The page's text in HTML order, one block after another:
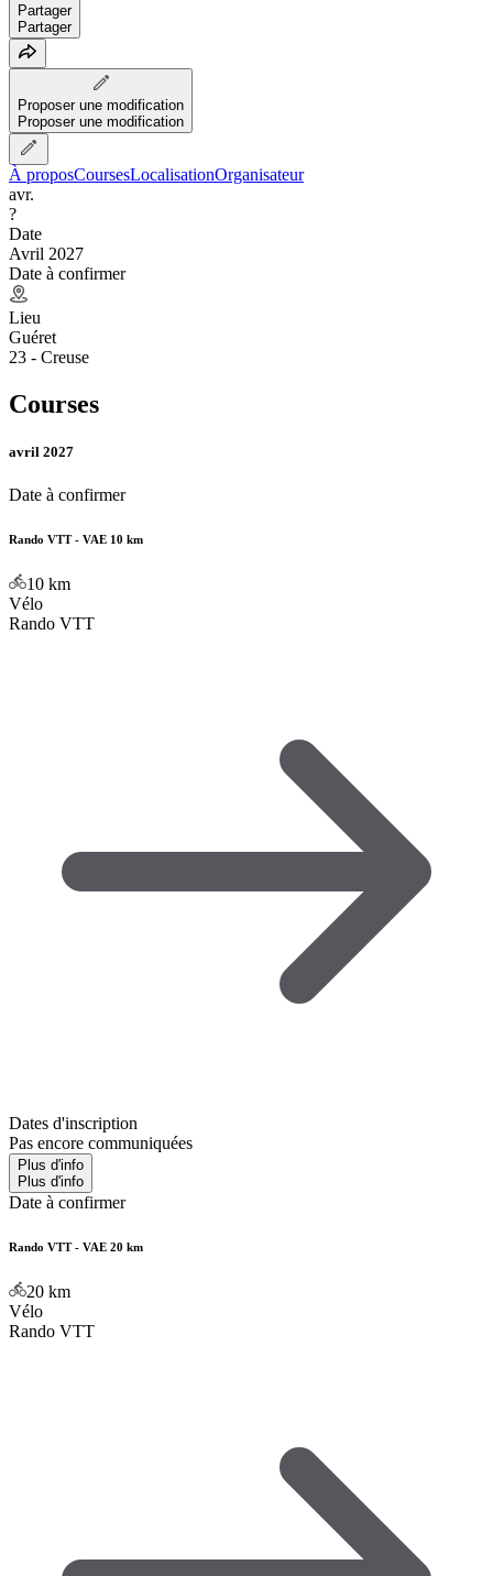
Partager
Partager
Proposer une modification
Proposer une modification
À proposCoursesLocalisationOrganisateur
avr.
?
Date
Avril 2027
Date à confirmer
Lieu
Guéret
23 - Creuse
Courses
avril 2027
Date à confirmer
Rando VTT - VAE 10 km
10 km
Vélo
Rando VTT
Dates d'inscription
Pas encore communiquées
Plus d'info
Plus d'info
Date à confirmer
Rando VTT - VAE 20 km
20 km
Vélo
Rando VTT